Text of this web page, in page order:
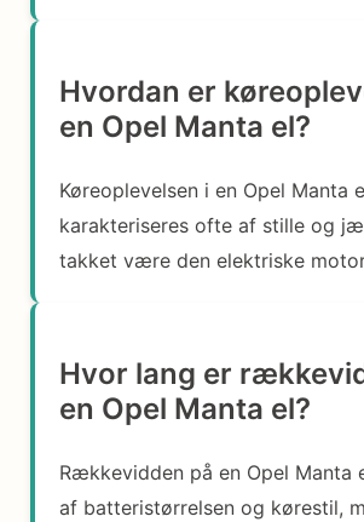
Hvordan er
en Opel Manta el?
Køreoplevelsen i en Opel Manta
karakteriseres ofte af stille og
takket være den elektriske
Hvor lang er
en Opel Manta el?
Rækkevidden på en Opel Manta
af batteristørrelsen og kørestil,